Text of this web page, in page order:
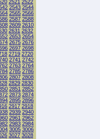
2521 2522
2543 2544
2565 2566
2587 2588
2609 2610
2631 2632
2653 2654
2675 2676
2697 2698
2719 2720
2741 2742
2763 2764
2785 2786
2807 2808
2829 2830
2851 2852
2873 2874
2895 2896
2917 2918
2939 2940
2961 2962
2983 2984
3005 3006
3027 3028